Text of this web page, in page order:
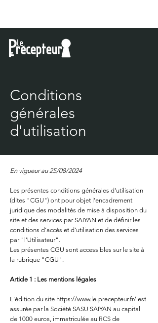
Conditions
générales
d'utilisation
En vigueur au 25/08/2024
Les présentes conditions générales d'utilisation
(dites "CGU") ont pour objet l'encadrement
juridique des modalités de mise à disposition du
site et des services par SAIYAN et de définir les
conditions d’accès et d’utilisation des services
par "l'Utilisateur".
Les présentes CGU sont accessibles sur le site à
la rubrique "CGU".
Article 1 : Les mentions légales
L'édition du site https://www.le-precepteur.fr/ est
assurée par la Société SASU SAIYAN au capital
de 1000 euros, immatriculée au RCS de